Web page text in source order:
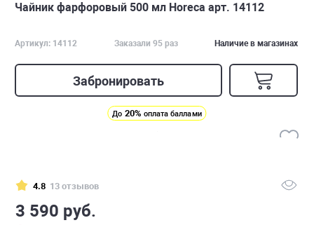
Чайник фарфоровый 500 мл Horeca арт. 14112
Артикул: 14112 Заказали 95 раз Наличие в магазинах
Забронировать
До 20% оплата баллами
4.8 13 отзывов
3 590 руб.